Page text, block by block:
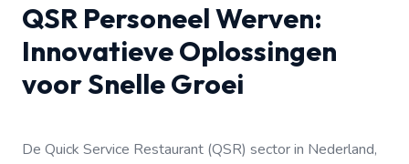
QSR Personeel Werven:
Innovatieve Oplossingen
voor Snelle Groei
De Quick Service Restaurant (QSR) sector in Nederland,